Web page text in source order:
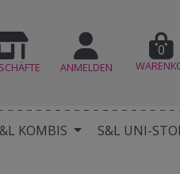
ANMELDEN
0
KOMBIS
S&L UNI-